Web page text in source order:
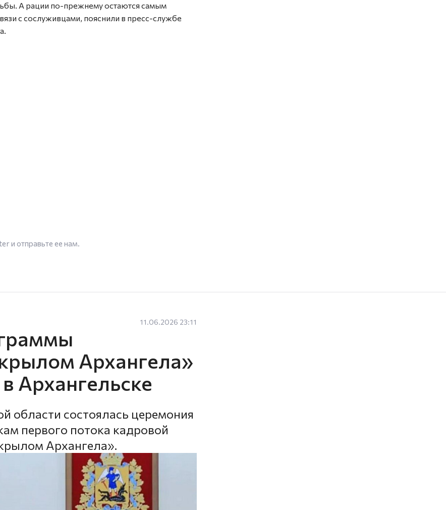
А рации по-прежнему остаются самым
с сослуживцами, пояснили в пресс-службе
и отправьте ее нам.
11.06.2026 23:11
Архангела»
Архангельске
области состоялась церемония
первого потока кадровой
Архангела».